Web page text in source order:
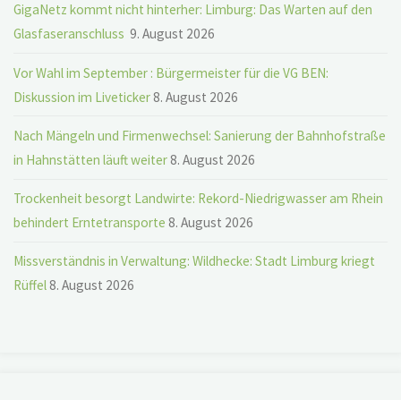
GigaNetz kommt nicht hinterher: Limburg: Das Warten auf den
Glasfaseranschluss 9. August 2026
Vor Wahl im September : Bürgermeister für die VG BEN:
Diskussion im Liveticker8. August 2026
Nach Mängeln und Firmenwechsel: Sanierung der Bahnhofstraße
in Hahnstätten läuft weiter8. August 2026
Trockenheit besorgt Landwirte: Rekord-Niedrigwasser am Rhein
behindert Erntetransporte 8. August 2026
Missverständnis in Verwaltung: Wildhecke: Stadt Limburg kriegt
Rüffel8. August 2026